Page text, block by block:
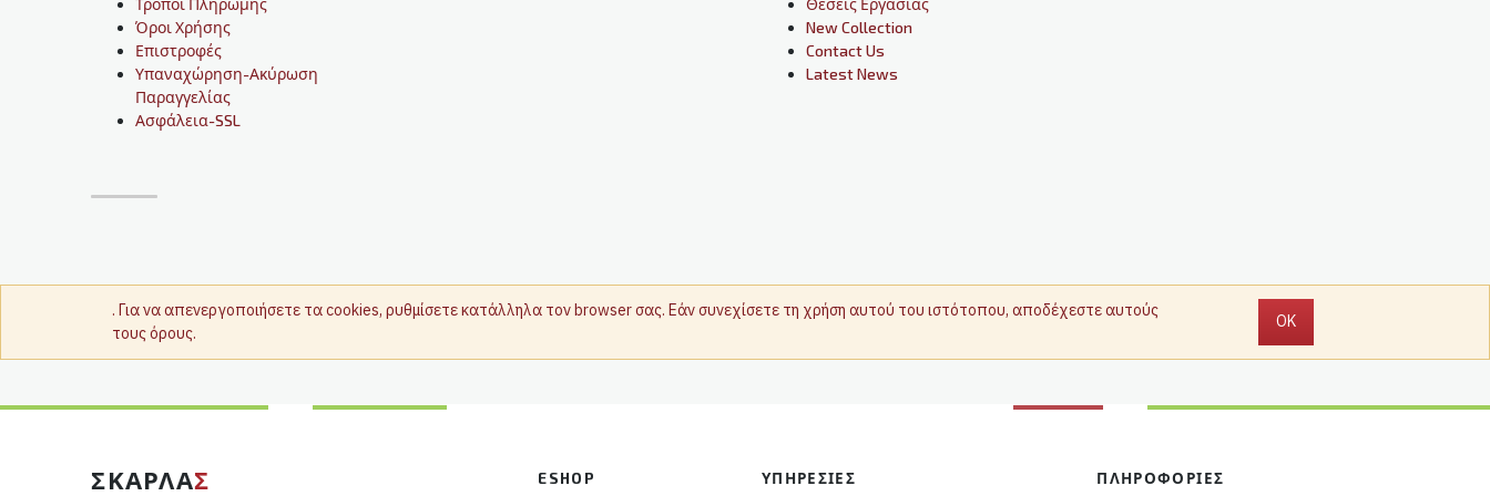
Όροι Χρήσης
Επιστροφές
Υπαναχώρηση-Ακύρωση
Παραγγελίας
Ασφάλεια-SSL
New Collection
Contact Us
Latest News
. Για να απενεργοποιήσετε τα cookies, ρυθμίσετε κατάλληλα τον browser σας. Εάν συνεχίσετε τη χρήση αυτού του ιστότοπου, αποδέχεστε αυτούς
τους όρους.
OK
ΣΚΑΡΛΑΣ ESHOP ΥΠΗΡΕΣΊΕΣ ΠΛΗΡΟΦΟΡΊΕΣ